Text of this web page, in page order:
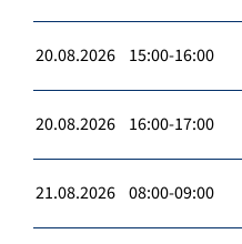
20.08.2026 15:00-16:00
20.08.2026 16:00-17:00
21.08.2026 08:00-09:00